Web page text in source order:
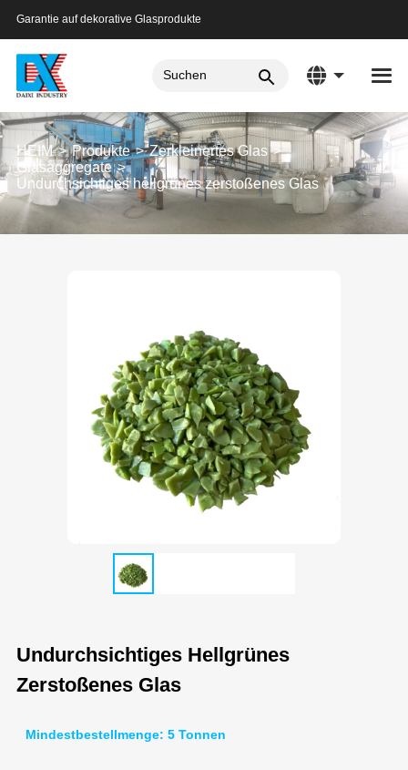
Garantie auf dekorative Glasprodukte
HEIM Produkte
Zerkleinertes Glas
Glasaggregate
Undurchsichtiges hellgrünes zerstoßenes Glas
Undurchsichtiges Hellgrünes
Zerstoßenes Glas
Mindestbestellmenge: 5 Tonnen